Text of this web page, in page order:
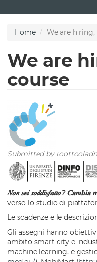
to
content
Home We are
We are
course
Submitted by
𝑵𝒐𝒏 𝒔𝒆𝒊 𝒔𝒐𝒅𝒅𝒊𝒔𝒇𝒂𝒕𝒕𝒐? 𝐂𝐚𝐦𝐛𝐢𝐚
verso lo studio di
Le scadenze e le
Gli assegni hanno
ambito smart city e
machine learning, e